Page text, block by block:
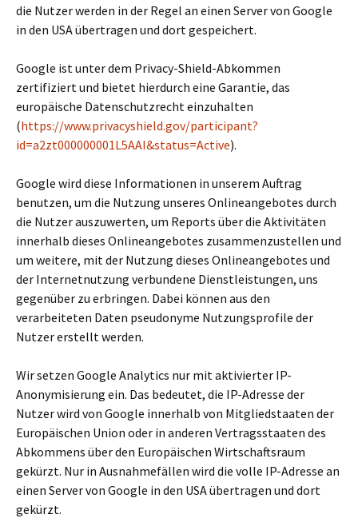
die Nutzer werden in der Regel an einen Server von Google
in den USA übertragen und dort gespeichert.
Google ist unter dem Privacy-Shield-Abkommen
zertifiziert und bietet hierdurch eine Garantie, das
europäische Datenschutzrecht einzuhalten
(https://www.privacyshield.gov/participant?
id=a2zt000000001L5AAI&status=Active).
Google wird diese Informationen in unserem Auftrag
benutzen, um die Nutzung unseres Onlineangebotes durch
die Nutzer auszuwerten, um Reports über die Aktivitäten
innerhalb dieses Onlineangebotes zusammenzustellen und
um weitere, mit der Nutzung dieses Onlineangebotes und
der Internetnutzung verbundene Dienstleistungen, uns
gegenüber zu erbringen. Dabei können aus den
verarbeiteten Daten pseudonyme Nutzungsprofile der
Nutzer erstellt werden.
Wir setzen Google Analytics nur mit aktivierter IP-
Anonymisierung ein. Das bedeutet, die IP-Adresse der
Nutzer wird von Google innerhalb von Mitgliedstaaten der
Europäischen Union oder in anderen Vertragsstaaten des
Abkommens über den Europäischen Wirtschaftsraum
gekürzt. Nur in Ausnahmefällen wird die volle IP-Adresse an
einen Server von Google in den USA übertragen und dort
gekürzt.